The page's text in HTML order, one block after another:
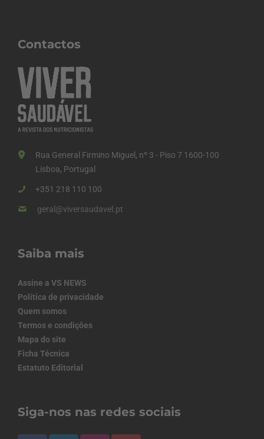
Contactos
Rua General Firmino Miguel, nº 3 - Piso 7 1600-100
Lisboa, Portugal
+351 218 110 100
geral@viversaudavel.pt
Saiba mais
Assine a VS NEWS
Política de privacidade
Quem somos
Termos e condições
Mapa do site
Ficha Técnica
Estatuto Editorial
Siga-nos nas redes sociais